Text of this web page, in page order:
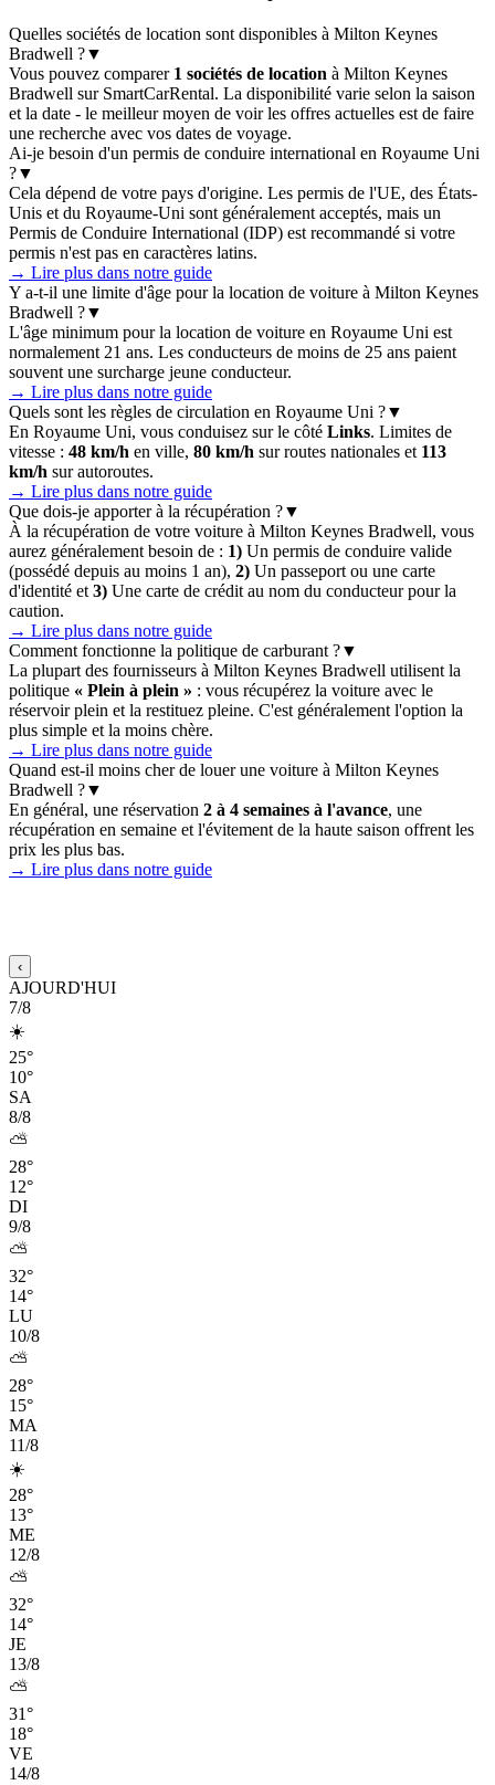
Quelles sociétés de location sont disponibles à Milton Keynes
Bradwell ?▼
Vous pouvez comparer 1 sociétés de location à Milton Keynes
Bradwell sur SmartCarRental. La disponibilité varie selon la saison
et la date - le meilleur moyen de voir les offres actuelles est de faire
une recherche avec vos dates de voyage.
Ai-je besoin d'un permis de conduire international en Royaume Uni
?▼
Cela dépend de votre pays d'origine. Les permis de l'UE, des États-
Unis et du Royaume-Uni sont généralement acceptés, mais un
Permis de Conduire International (IDP) est recommandé si votre
permis n'est pas en caractères latins.
→ Lire plus dans notre guide
Y a-t-il une limite d'âge pour la location de voiture à Milton Keynes
Bradwell ?▼
L'âge minimum pour la location de voiture en Royaume Uni est
normalement 21 ans. Les conducteurs de moins de 25 ans paient
souvent une surcharge jeune conducteur.
→ Lire plus dans notre guide
Quels sont les règles de circulation en Royaume Uni ?▼
En Royaume Uni, vous conduisez sur le côté Links. Limites de
vitesse : 48 km/h en ville, 80 km/h sur routes nationales et 113
km/h sur autoroutes.
→ Lire plus dans notre guide
Que dois-je apporter à la récupération ?▼
À la récupération de votre voiture à Milton Keynes Bradwell, vous
aurez généralement besoin de : 1) Un permis de conduire valide
(possédé depuis au moins 1 an), 2) Un passeport ou une carte
d'identité et 3) Une carte de crédit au nom du conducteur pour la
caution.
→ Lire plus dans notre guide
Comment fonctionne la politique de carburant ?▼
La plupart des fournisseurs à Milton Keynes Bradwell utilisent la
politique « Plein à plein » : vous récupérez la voiture avec le
réservoir plein et la restituez pleine. C'est généralement l'option la
plus simple et la moins chère.
→ Lire plus dans notre guide
Quand est-il moins cher de louer une voiture à Milton Keynes
Bradwell ?▼
En général, une réservation 2 à 4 semaines à l'avance, une
récupération en semaine et l'évitement de la haute saison offrent les
prix les plus bas.
→ Lire plus dans notre guide
‹
AJOURD'HUI
7/8
☀️
25°
10°
SA
8/8
⛅
28°
12°
DI
9/8
⛅
32°
14°
LU
10/8
⛅
28°
15°
MA
11/8
☀️
28°
13°
ME
12/8
⛅
32°
14°
JE
13/8
⛅
31°
18°
VE
14/8